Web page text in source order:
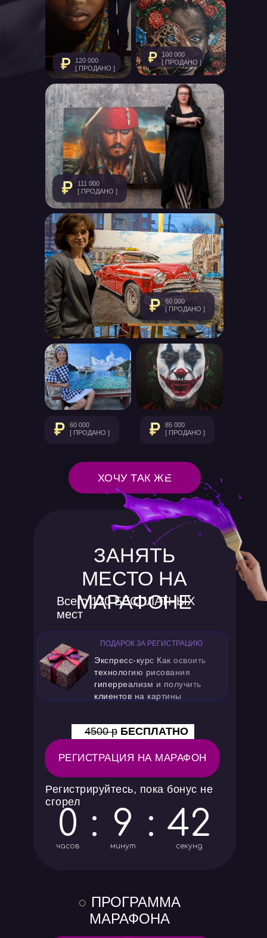
60 000
[ ПРОДАНО ]
85 000
[ ПРОДАНО ]
111 000
[ ПРОДАНО ]
120 000
[ ПРОДАНО ]
60 000
[ ПРОДАНО ]
100 000
[ ПРОДАНО ]
ХОЧУ ТАК ЖЕ
ЗАНЯТЬ
МЕСТО НА
МАРАФОНЕ
РЕГИСТРАЦИЯ НА МАРАФОН
Регистрируйтесь, пока бонус не
сгорел
Всего 120 БЕСПЛАТНЫХ
мест
ПОДАРОК ЗА РЕГИСТРАЦИЮ
Экспресс-курс Как освоить
технологию рисования
гиперреализм и получить
клиентов на картины
0
часов
: 9
минут
: 40
секунд
4500 р БЕСПЛАТНО
○ ПРОГРАММА
МАРАФОНА